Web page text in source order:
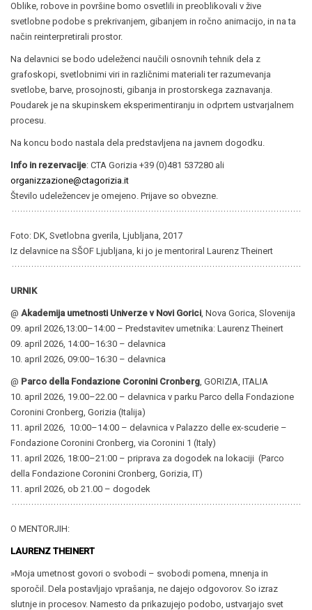
Oblike, robove in površine bomo osvetlili in preoblikovali v žive
svetlobne podobe s prekrivanjem, gibanjem in ročno animacijo, in na ta
način reinterpretirali prostor.
Na delavnici se bodo udeleženci naučili osnovnih tehnik dela z
grafoskopi, svetlobnimi viri in različnimi materiali ter razumevanja
svetlobe, barve, prosojnosti, gibanja in prostorskega zaznavanja.
Poudarek je na skupinskem eksperimentiranju in odprtem ustvarjalnem
procesu.
Na koncu bodo nastala dela predstavljena na javnem dogodku.
Info in rezervacije: CTA Gorizia +39 (0)481 537280 ali
organizzazione@ctagorizia.it
Število udeležencev je omejeno. Prijave so obvezne.
Foto: DK, Svetlobna gverila, Ljubljana, 2017
Iz delavnice na SŠOF Ljubljana, ki jo je mentoriral Laurenz Theinert
URNIK
@ Akademija umetnosti Univerze v Novi Gorici, Nova Gorica, Slovenija
09. april 2026,13:00–14:00 – Predstavitev umetnika: Laurenz Theinert
09. april 2026, 14:00–16:30 – delavnica
10. april 2026, 09:00–16:30 – delavnica
@ Parco della Fondazione Coronini Cronberg, GORIZIA, ITALIA
10. april 2026, 19.00–22.00 – delavnica v parku Parco della Fondazione
Coronini Cronberg, Gorizia (Italija)
11. april 2026, 10:00–14:00 – delavnica v Palazzo delle ex-scuderie –
Fondazione Coronini Cronberg, via Coronini 1 (Italy)
11. april 2026, 18:00–21:00 – priprava za dogodek na lokaciji (Parco
della Fondazione Coronini Cronberg, Gorizia, IT)
11. april 2026, ob 21.00 – dogodek
O MENTORJIH:
LAURENZ THEINERT
»Moja umetnost govori o svobodi – svobodi pomena, mnenja in
sporočil. Dela postavljajo vprašanja, ne dajejo odgovorov. So izraz
slutnje in procesov. Namesto da prikazujejo podobo, ustvarjajo svet